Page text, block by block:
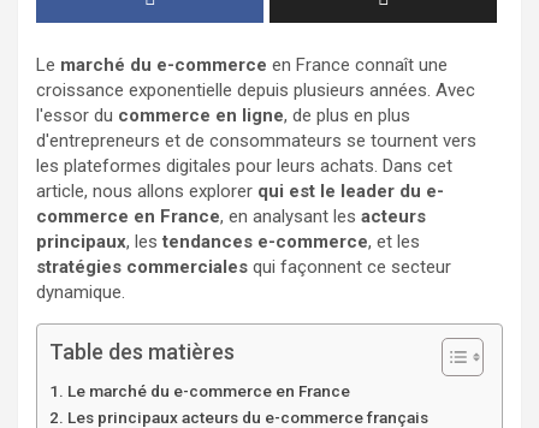
Le marché du e-commerce en France connaît une
croissance exponentielle depuis plusieurs années. Avec
l'essor du commerce en ligne, de plus en plus
d'entrepreneurs et de consommateurs se tournent vers
les plateformes digitales pour leurs achats. Dans cet
article, nous allons explorer qui est le leader du e-
commerce en France, en analysant les acteurs
principaux, lestendances e-commerce, et les
stratégies commerciales qui façonnent ce secteur
dynamique.
Table des matières
Le marché du e-commerce en France
Les principaux acteurs du e-commerce français